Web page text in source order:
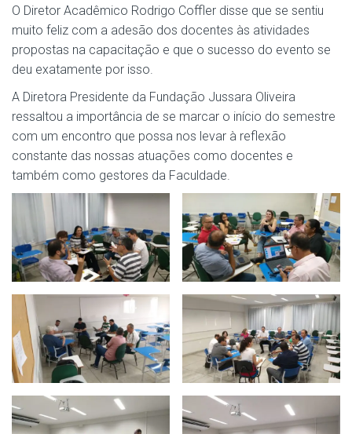
O Diretor Acadêmico Rodrigo Coffler disse que se sentiu
muito feliz com a adesão dos docentes às atividades
propostas na capacitação e que o sucesso do evento se
deu exatamente por isso.
A Diretora Presidente da Fundação Jussara Oliveira
ressaltou a importância de se marcar o início do semestre
com um encontro que possa nos levar à reflexão
constante das nossas atuações como docentes e
também como gestores da Faculdade.